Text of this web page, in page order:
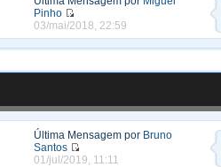
Pinho
03/mai/2018, 22:59
Última Mensagem por Bruno
Santos
01/jul/2019, 11:11